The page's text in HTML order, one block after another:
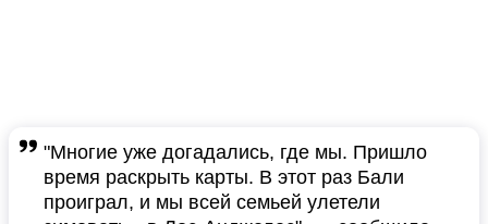
"Многие уже догадались, где мы. Пришло
время раскрыть карты. В этот раз Бали
проиграл, и мы всей семьей улетели